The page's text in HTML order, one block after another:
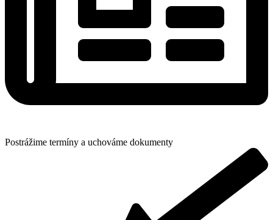
Postrážime termíny a uchováme dokumenty